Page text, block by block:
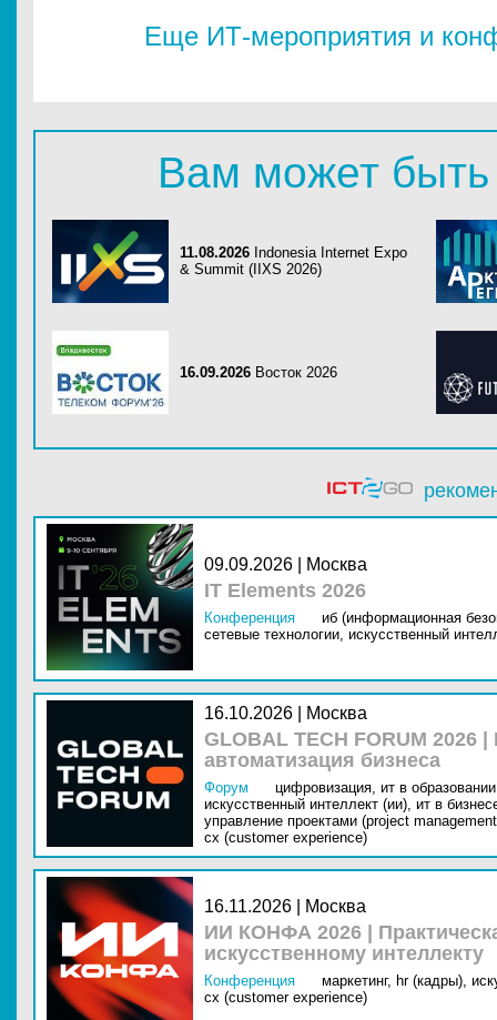
Еще ИТ-мероприятия и
Вам может быть
11.08.2026 Indonesia Internet Expo
& Summit (IIXS 2026)
16.09.2026 Восток 2026
09.09.2026 | Москва
IT Elements 2026
Конференция
иб (информационная
сетевые технологии, искусственный
16.10.2026 | Москва
GLOBAL TECH FORUM
автоматизация бизнеса
Форум цифровизация, ит в
искусственный интеллект (ии), ит в
управление проектами (project
cx (customer experience)
16.11.2026 | Москва
ИИ КОНФА 2026 |
искусственному интеллекту
Конференция маркетинг, hr (кадры),
cx (customer experience)